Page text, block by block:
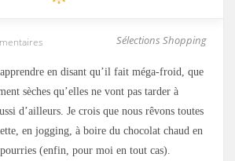
Sélections Shopping
en disant qu’il fait méga-froid, que
sèches qu’elles ne vont pas tarder à
d’ailleurs. Je crois que nous rêvons toutes
en jogging, à boire du chocolat chaud en
(enfin, pour moi en tout cas).